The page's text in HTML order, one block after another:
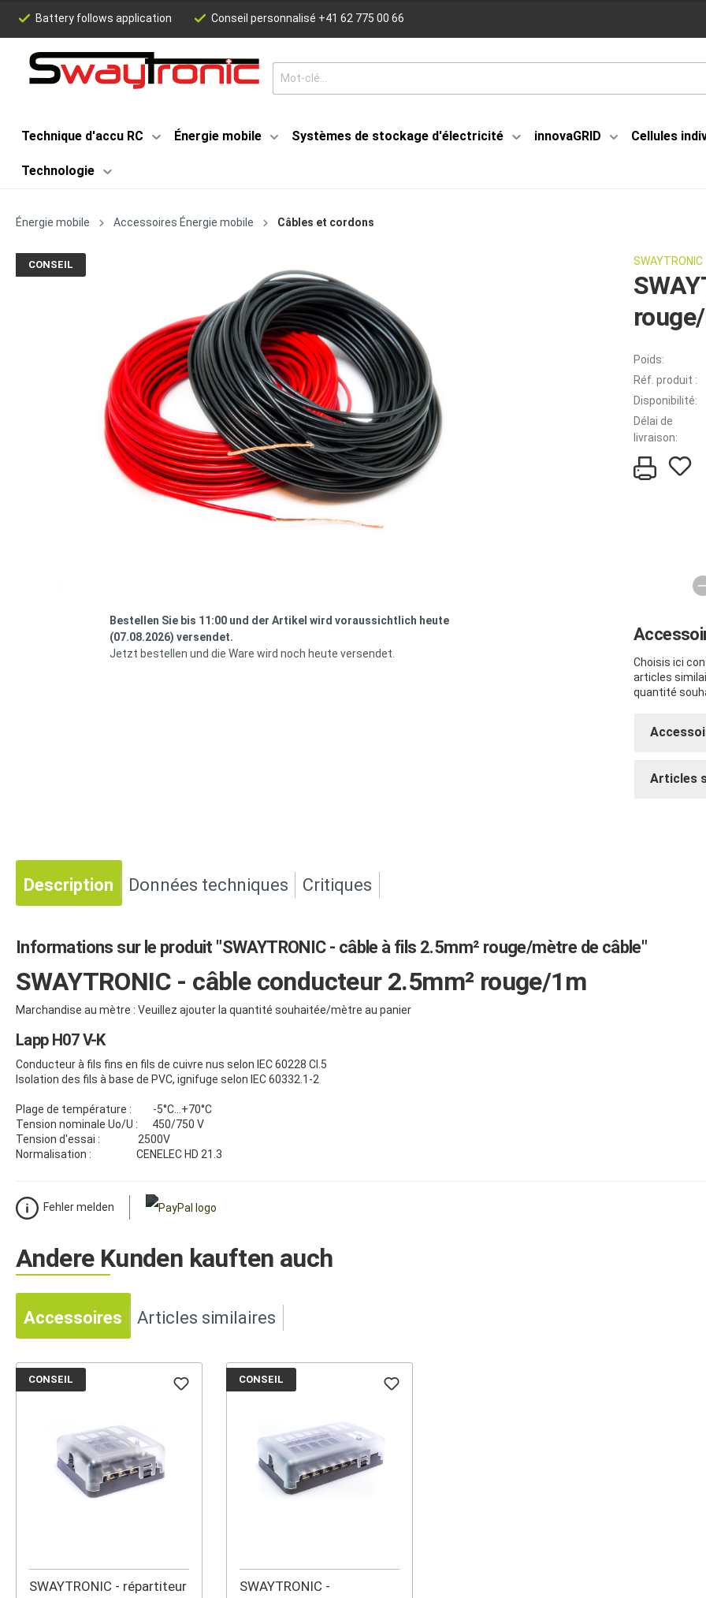
Battery follows application Conseil personnalisé +41 62 775 00 66
Technique d'accu RC Énergie mobile Systèmes de stockage d'électricité innovaGRID Cellules
Technologie
Énergie mobile Accessoires Énergie mobile Câbles et cordons
CONSEIL
Bestellen Sie bis 11:00 und der Artikel wird voraussichtlich heute
(07.08.2026) versendet.
Jetzt bestellen und die Ware wird noch heute versendet.
SWAYTRONIC
Poids:
Réf. produit :
Disponibilité:
Délai de
livraison:
Choisis ici
articles
quantité
Articles
Description Données techniques Critiques
Informations sur le produit "SWAYTRONIC - câble à fils 2.5mm² rouge/mètre de câble"
SWAYTRONIC - câble conducteur 2.5mm² rouge/1m
Marchandise au mètre : Veuillez ajouter la quantité souhaitée/mètre au panier
Lapp H07 V-K
Conducteur à fils fins en fils de cuivre nus selon IEC 60228 Cl.5
Isolation des fils à base de PVC, ignifuge selon IEC 60332.1-2
Plage de température : -5°C...+70°C
Tension nominale Uo/U : 450/750 V
Tension d'essai : 2500V
Normalisation : CENELEC HD 21.3
Fehler melden
Andere Kunden kauften auch
Accessoires Articles similaires
CONSEIL
SWAYTRONIC - répartiteur
CONSEIL
SWAYTRONIC -